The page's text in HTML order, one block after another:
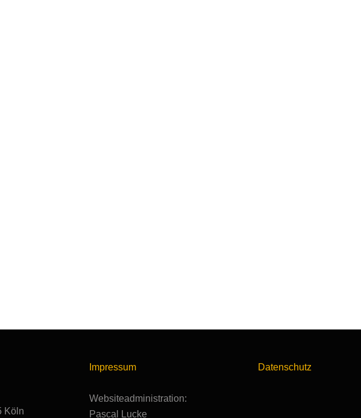
Köln
Impressum
Websiteadministration:
Pascal Lucke
Datenschutz